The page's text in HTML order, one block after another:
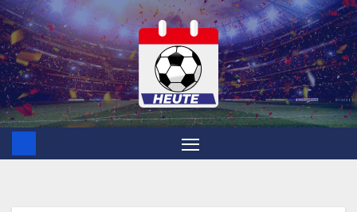
Zum
Inhalt
springen